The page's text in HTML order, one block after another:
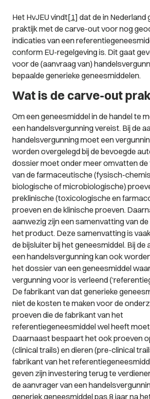
Het HvJEU vindt[1] dat de in Nederland
praktijk met de carve-out voor nog
indicaties van een
conform EU-regelgeving is. Dit gaat
voor de (aanvraag van)
bepaalde generieke geneesmiddelen.
Wat is de carve-out
Om een geneesmiddel in de handel te
een handelsvergunning vereist. Bij de
handelsvergunning moet een
worden overgelegd bij de bevoegde
dossier moet onder meer omvatten
van de farmaceutische (fysisch-
biologische of microbiologische)
preklinische (toxicologische en
proeven en de klinische proeven.
aanwezig zijn een samenvatting van
het product. Deze samenvatting is
de bijsluiter bij het geneesmiddel. Bij de
een handelsvergunning kan ook
het dossier van een geneesmiddel
vergunning voor is verleend
De fabrikant van dat generieke
niet de kosten te maken voor de
proeven die de fabrikant van het
referentiegeneesmiddel wel heeft
Daarnaast bespaart het ook proeven
(clinical trails) en dieren (pre-clinical
fabrikant van het
geven zijn investering terug te
de aanvrager van een
generiek geneesmiddel pas 8 jaar na